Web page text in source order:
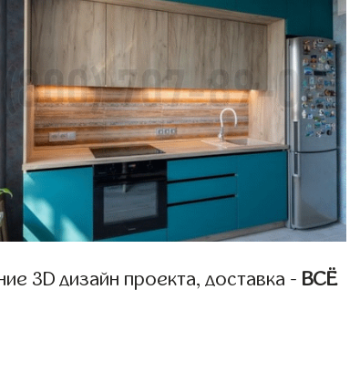
3D дизайн проекта, доставка - ВСЁ